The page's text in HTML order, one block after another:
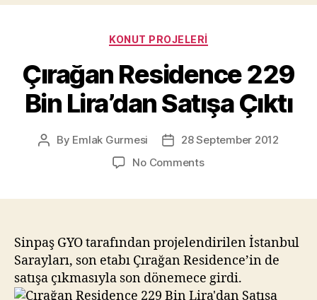
Categories
KONUT PROJELERI
Çırağan Residence 229
Bin Lira’dan Satışa Çıktı
Post
By Emlak Gurmesi
Post28 September 2012
No Commentson
Lira’dan
Satışa
Çıktı
Sinpaş GYO tarafından projelendirilen İstanbul
Sarayları, son etabı Çırağan Residence’in de
satışa çıkmasıyla son dönemece girdi.